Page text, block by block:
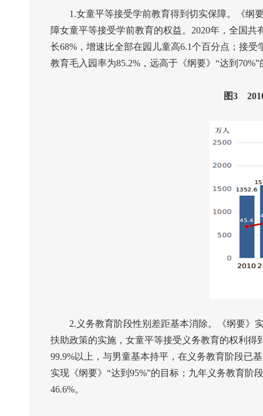
1.女童平等接受学前教育得到切实保障。《纲
障女童平等接受学前教育的权益。 2020年，全国共
长68% ，增速比全部在园儿童高6.1个百分点；接受
教育毛入园率为85.2% ，远高于《纲要》“达到 70%”
图3
2. 义务教育阶段性别差距基本消除。《纲要》
扶助政策的实施，女童平等接受义务教育的权利
99.9%以上，与男童基本持平，在义务教育阶段已
实现《纲要》“达到 95%”的目标；九年义务教育阶
46.6%。